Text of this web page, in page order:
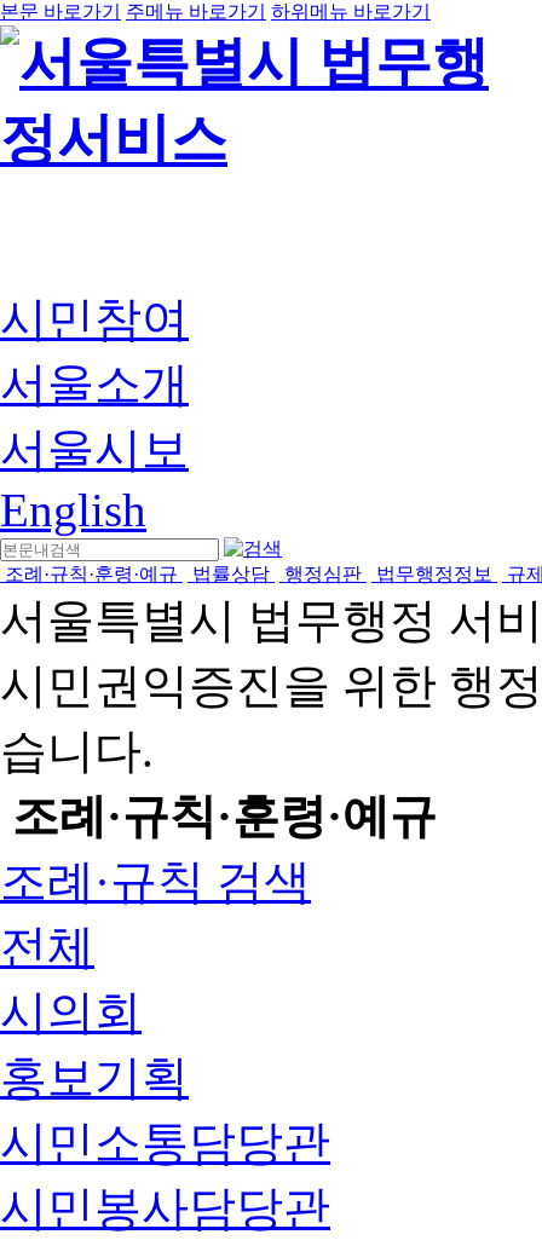
본문 바로가기 주메뉴 바로가기 하위메뉴 바로가기
시민참여
서울소개
서울시보
English
조례·규칙·훈령·예규 법률상담 행정심판 법무행정정보 규
서울특별시 법무행정 서
시민권익증진을 위한 행
습니다.
조례·규칙·훈령·예규
조례·규칙 검색
전체
시의회
홍보기획
시민소통담당관
시민봉사담당관